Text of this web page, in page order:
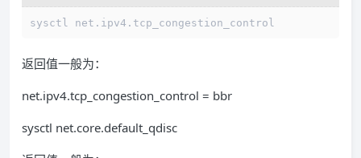
sysctl net.ipv4.tcp_congestion_control
返回值一般为：
net.ipv4.tcp_congestion_control = bbr
sysctl net.core.default_qdisc